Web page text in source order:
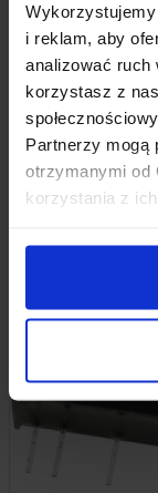
i reklam, aby
analizować ruch
korzystasz z
Partnerzy mogą
otrzymanymi od
korzystania z ich
Przetwornica Hi-Link
10WR3 9-18 V DC / 3.3 V
35,39zł z VAT
Wysyłkaz Polski